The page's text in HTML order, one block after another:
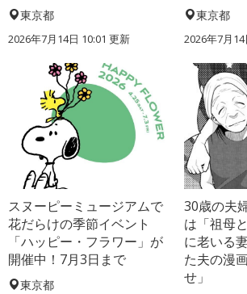
東京都
2026年7月14日 10:01 更新
東京都
2026年7月
スヌーピーミュージアムで
花だらけの季節イベント
「ハッピー・フラワー」が
開催中！7月3日まで
東京都
30歳の夫
は「祖母
に老いる
た夫の漫
せ」